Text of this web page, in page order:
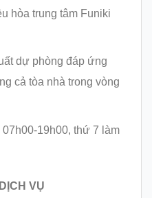
hòa trung tâm Funiki
dự phòng đáp ứng
cả tòa nhà trong vòng
19h00, thứ 7 làm
VỤ